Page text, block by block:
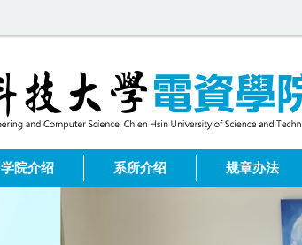
学院介绍 系所介绍 规章办法